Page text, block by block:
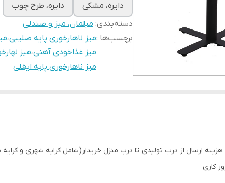
دایره، مشکی
دایره، طرح چوب
دسته‌بندی: مبلمان، میز و صندلی
برچسب‌ها :میز ناهارخوری پایه صلیبی،
میز غذاخودی آهنی،میز
میز ناهارخوری پایه ایفلی
هزینه ارسال از درب تولیدی تا درب منزل خریدار(شامل کرایه شهری و